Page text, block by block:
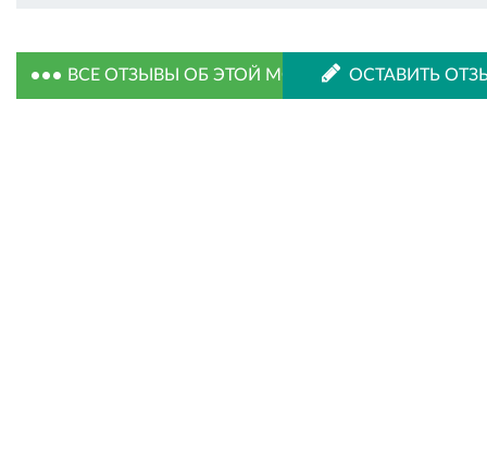
ВСЕ ОТЗЫВЫ ОБ ЭТОЙ МОДЕЛИ ОСТАВИТЬ